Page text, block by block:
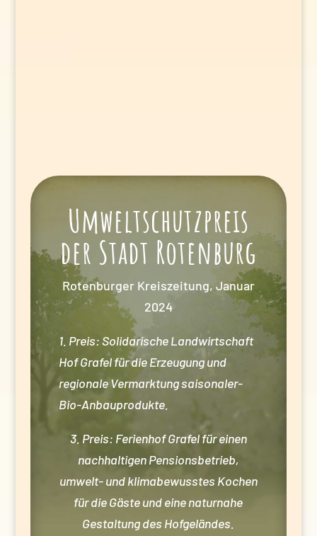
Umweltschutzpreis
der Stadt Rotenburg
Rotenburger Kreiszeitung, Januar
2024
1. Preis: Solidarische Landwirtschaft
Hof Grafel für die Erzeugung und
regionale Vermarktung saisonaler-
Bio-Anbauprodukte.
3. Preis: Ferienhof Grafel für einen
nachhaltigen Pensionsbetrieb,
umwelt- und klimabewusstes Kochen
für die Gäste und eine naturnahe
Gestaltung des Hofgeländes.